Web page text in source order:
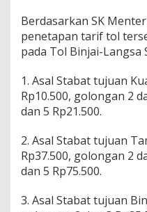
Berdasarkan SK
penetapan tarif tol
pada Tol Binjai-Langsa
1. Asal Stabat tujuan
Rp10.500, golongan 2
dan 5 Rp21.500.
2. Asal Stabat tujuan
Rp37.500, golongan 2
dan 5 Rp75.500.
3. Asal Stabat tujuan